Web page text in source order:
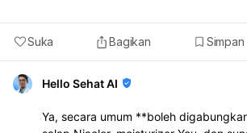
Suka Bagikan Simpan
Hello Sehat AI
Ya, secara umum **boleh